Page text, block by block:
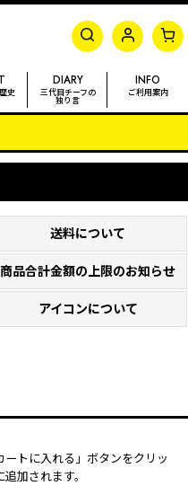
史
DIARY
三代目チーフの
独り言
INFO
ご利用案内
送料について
商品合計金額の上限のお知らせ
アイコンについて
トに入れる」ボタンをクリッ
加されます。